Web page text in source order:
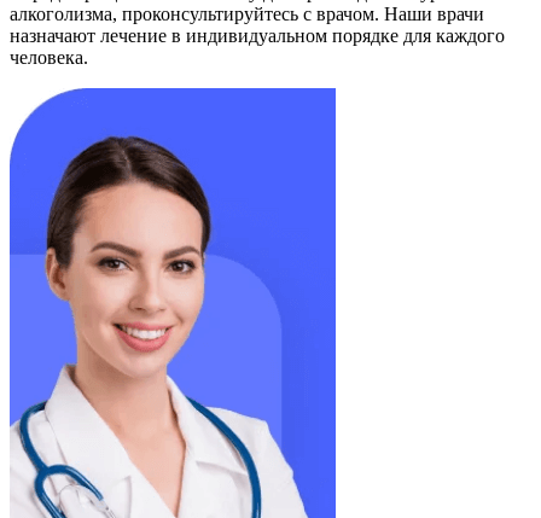
алкоголизма, проконсультируйтесь с врачом. Наши врачи
назначают лечение в индивидуальном порядке для каждого
человека.